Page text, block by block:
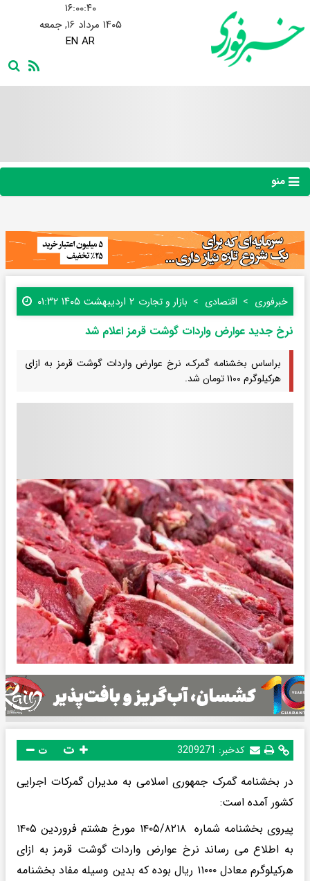
۱۶:۰۰:۴۰
۱۴۰۵ مرداد ۱۶, جمعه
EN AR
منو
خبرفوری اقتصادی بازار و تجارت ۲ اردیبهشت ۱۴۰۵ ۰۱:۳۲
نرخ جدید عوارض واردات گوشت قرمز اعلام شد
براساس بخشنامه گمرک، نرخ عوارض واردات گوشت قرمز به ازای
هرکیلوگرم ۱۱۰۰ تومان شد.
کدخبر: 3209271 ت
در بخشنامه گمرک جمهوری اسلامی به مدیران گمرکات اجرایی
کشور آمده است:
پیروی بخشنامه شماره ۱۴۰۵/۸۲۱۸ مورخ هشتم فروردین ۱۴۰۵
به اطلاع می رساند نرخ عوارض واردات گوشت قرمز به ازای
هرکیلوگرم معادل ۱۱۰۰۰ ریال بوده که بدین وسیله مفاد بخشنامه